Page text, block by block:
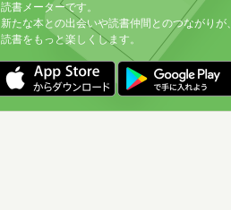
読書メーターです。
新たな本との出会いや読書仲間とのつながりが
読書をもっと楽しくします。